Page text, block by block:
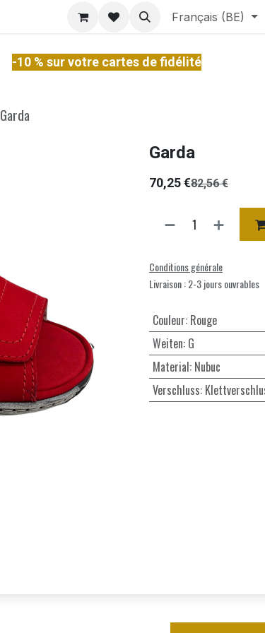
Services Français (BE)
-10 % sur votre cartes de fidélité
Garda
Garda
70,25€82,56€
Conditions générale
Livraison : 2-3 jours ouvrables
Couleur: Rouge
Weiten: G
Material: Nubuc
Verschluss: